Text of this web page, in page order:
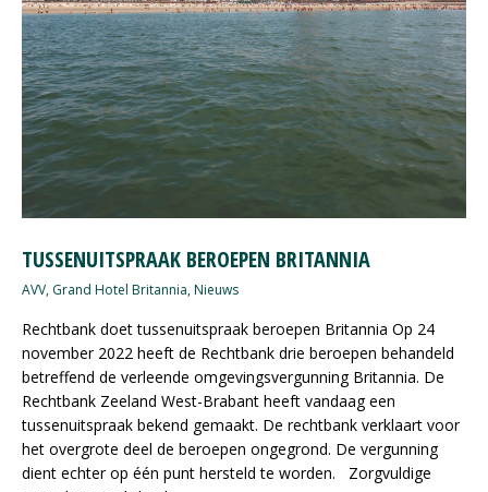
TUSSENUITSPRAAK BEROEPEN BRITANNIA
AVV, Grand Hotel Britannia,Nieuws
Rechtbank doet tussenuitspraak beroepen Britannia Op 24
november 2022 heeft de Rechtbank drie beroepen behandeld
betreffend de verleende omgevingsvergunning Britannia. De
Rechtbank Zeeland West-Brabant heeft vandaag een
tussenuitspraak bekend gemaakt. De rechtbank verklaart voor
het overgrote deel de beroepen ongegrond. De vergunning
dient echter op één punt hersteld te worden. Zorgvuldige